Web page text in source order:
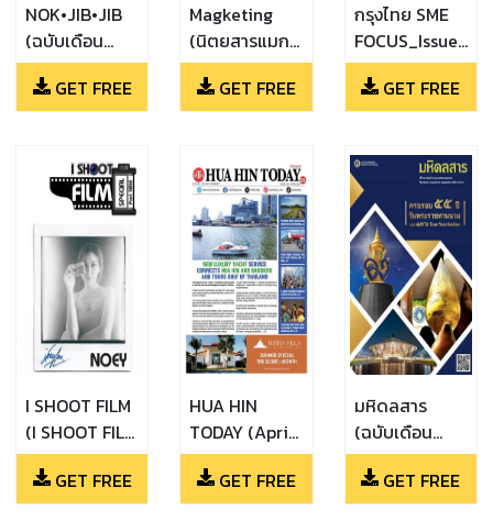
NOK•JIB•JIB
(ฉบับเดือน
พฤษภาคม-
มิถุนายน 2567)
GET FREE
Magketing
(นิตยสารแมก
เก็ตติ้ง
(Magketing)
ฉบับ 77 )
GET FREE
กรุงไทย SME
FOCUS_Issue
42_May -
July 2024
(กรุงไทย SME
42_May -
July 2024)
GET FREE
I SHOOT FILM
(I SHOOT FILM
: Special Part
Nine)GET FREE
HUA HIN
TODAY (April
2024)
GET FREE
มหิดลสาร
(ฉบับเดือน
เมษายน ปีพ.ศ.
2567)GET FREE